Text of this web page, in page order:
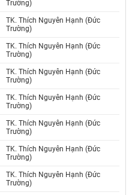
Trường)
TK. Thích Nguyên Hạnh (Đức
Trường)
TK. Thích Nguyên Hạnh (Đức
Trường)
TK. Thích Nguyên Hạnh (Đức
Trường)
TK. Thích Nguyên Hạnh (Đức
Trường)
TK. Thích Nguyên Hạnh (Đức
Trường)
TK. Thích Nguyên Hạnh (Đức
Trường)
TK. Thích Nguyên Hạnh (Đức
Trường)